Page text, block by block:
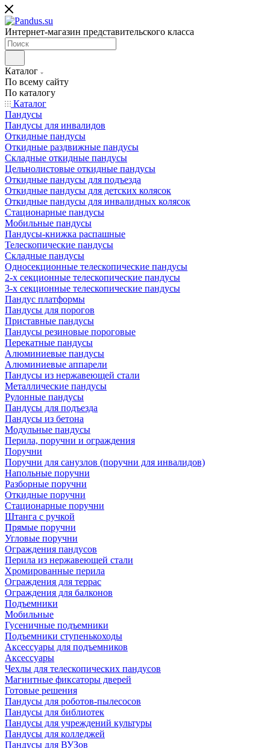
Интернет-магазин представительского класса
Каталог
По всему сайту
По каталогу
Каталог
Пандусы
Пандусы для инвалидов
Откидные пандусы
Откидные раздвижные пандусы
Складные откидные пандусы
Цельнолистовые откидные пандусы
Откидные пандусы для подъезда
Откидные пандусы для детских колясок
Откидные пандусы для инвалидных колясок
Стационарные пандусы
Мобильные пандусы
Пандусы-книжка распашные
Телескопические пандусы
Складные пандусы
Односекционные телескопические пандусы
2-х секционные телескопические пандусы
3-х секционные телескопические пандусы
Пандус платформы
Пандусы для порогов
Приставные пандусы
Пандусы резиновые пороговые
Перекатные пандусы
Алюминиевые пандусы
Алюминиевые аппарели
Пандусы из нержавеющей стали
Металлические пандусы
Рулонные пандусы
Пандусы для подъезда
Пандусы из бетона
Модульные пандусы
Перила, поручни и ограждения
Поручни
Поручни для санузлов (поручни для инвалидов)
Напольные поручни
Разборные поручни
Откидные поручни
Стационарные поручни
Штанга с ручкой
Прямые поручни
Угловые поручни
Ограждения пандусов
Перила из нержавеющей стали
Хромированные перила
Ограждения для террас
Ограждения для балконов
Подъемники
Мобильные
Гусеничные подъемники
Подъемники ступенькоходы
Аксессуары для подъемников
Аксессуары
Чехлы для телескопических пандусов
Магнитные фиксаторы дверей
Готовые решения
Пандусы для роботов-пылесосов
Пандусы для библиотек
Пандусы для учреждений культуры
Пандусы для колледжей
Пандусы для ВУЗов